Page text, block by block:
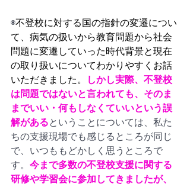
◉不登校に対する国の指針の変遷につい
て、病気の扱いから教育問題から社会
問題に変遷していった時代背景と現在
の取り扱いについてわかりやすくお話
いただきました。
しかし実際、不登校
は問題ではないと言われても、そのま
までいい・何もしなくていいという誤
解があるということについては、私た
ちの支援現場でも感じるところが同じ
で、いつももどかしく思うところで
す。 今まで多数の不登校支援に関する
研修や学習会に参加してきましたが、